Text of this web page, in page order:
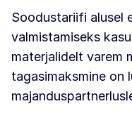
Soodustariifi alusel
valmistamiseks
materjalidelt varem
tagasimaksmine on